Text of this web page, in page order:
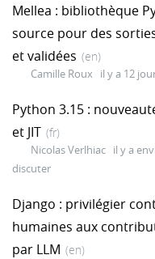
Mellea : bibliothèque
source pour des
et validées (en)
Camille Roux il y a 12
Python 3.15 :
et JIT (fr)
Nicolas Verlhiac il y a
discuter
Django : privilégier
humaines aux
par LLM (en)